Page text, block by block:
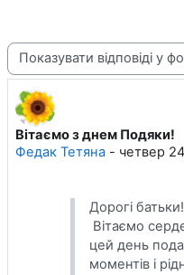
Тип показу
Вітаємо з днем Подяки!
Федак Тетяна - четвер
Кількість відповідей: 0
Дорогі батьки!
Вітаємо
цей день
моментів і